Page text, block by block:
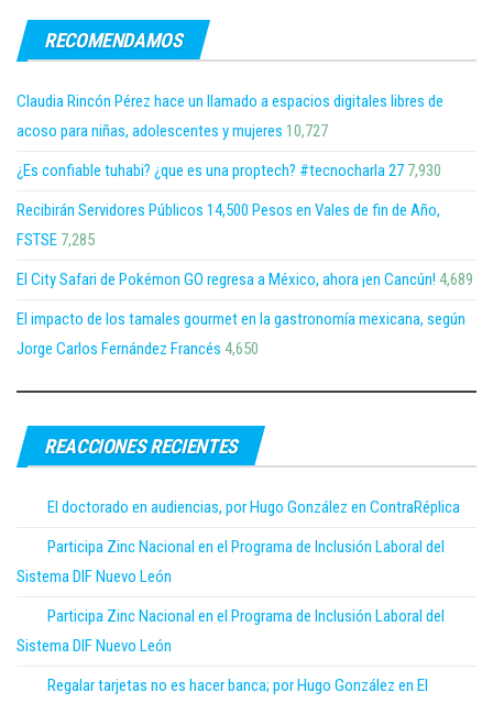
RECOMENDAMOS
Claudia Rincón Pérez hace un llamado a espacios digitales libres de
acoso para niñas, adolescentes y mujeres 10,727
¿Es confiable tuhabi? ¿que es una proptech? #tecnocharla 27 7,930
Recibirán Servidores Públicos 14,500 Pesos en Vales de fin de Año,
FSTSE 7,285
El City Safari de Pokémon GO regresa a México, ahora ¡en Cancún! 4,689
El impacto de los tamales gourmet en la gastronomía mexicana, según
Jorge Carlos Fernández Francés 4,650
REACCIONES RECIENTES
El doctorado en audiencias, por Hugo González en ContraRéplica
Participa Zinc Nacional en el Programa de Inclusión Laboral del
Sistema DIF Nuevo León
Participa Zinc Nacional en el Programa de Inclusión Laboral del
Sistema DIF Nuevo León
Regalar tarjetas no es hacer banca; por Hugo González en El